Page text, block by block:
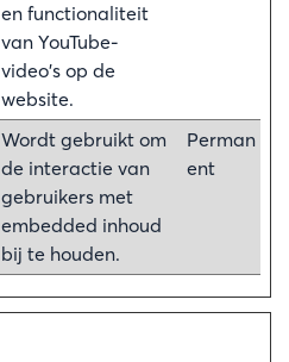
en functionaliteit
van YouTube-
video's op de
website.
Wordt gebruikt om
de interactie van
gebruikers met
embedded inhoud
bij te houden.
Perman
ent